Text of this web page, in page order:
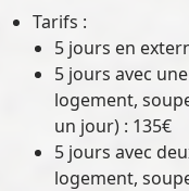
Tarifs :
5 jours en
5 jours avec
logement,
un jour) : 135€
5 jours avec
logement,